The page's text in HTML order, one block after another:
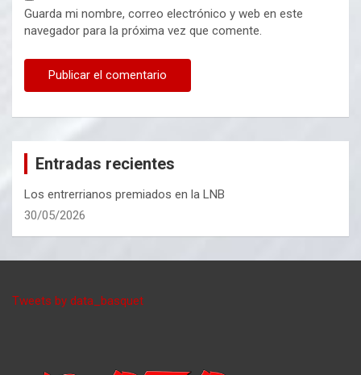
Guarda mi nombre, correo electrónico y web en este
navegador para la próxima vez que comente.
Entradas recientes
Los entrerrianos premiados en la LNB
30/05/2026
Tweets by data_basquet